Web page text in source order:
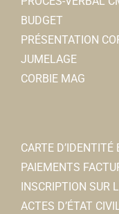
BUDGET
PRÉSENTATION
JUMELAGE
CORBIE MAG
CARTE D’IDENTITÉ
PAIEMENTS
INSCRIPTION SUR
ACTES D’ÉTAT